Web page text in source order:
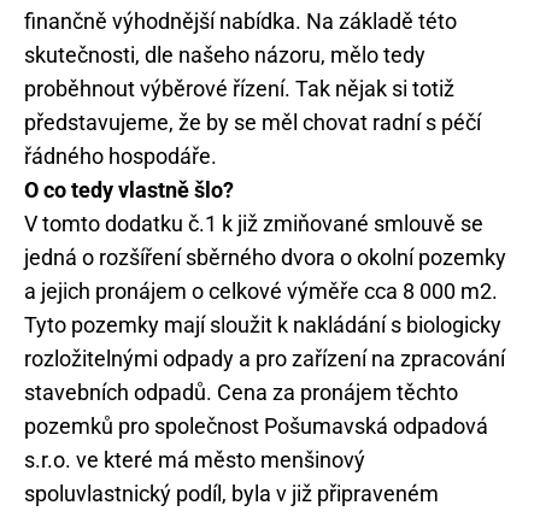
finančně výhodnější nabídka. Na základě této
skutečnosti, dle našeho názoru, mělo tedy
proběhnout výběrové řízení. Tak nějak si totiž
představujeme, že by se měl chovat radní s péčí
řádného hospodáře.
O co tedy vlastně šlo?
V tomto dodatku č.1 k již zmiňované smlouvě se
jedná o rozšíření sběrného dvora o okolní pozemky
a jejich pronájem o celkové výměře cca 8 000 m2.
Tyto pozemky mají sloužit k nakládání s biologicky
rozložitelnými odpady a pro zařízení na zpracování
stavebních odpadů. Cena za pronájem těchto
pozemků pro společnost Pošumavská odpadová
s.r.o. ve které má město menšinový
spoluvlastnický podíl, byla v již připraveném